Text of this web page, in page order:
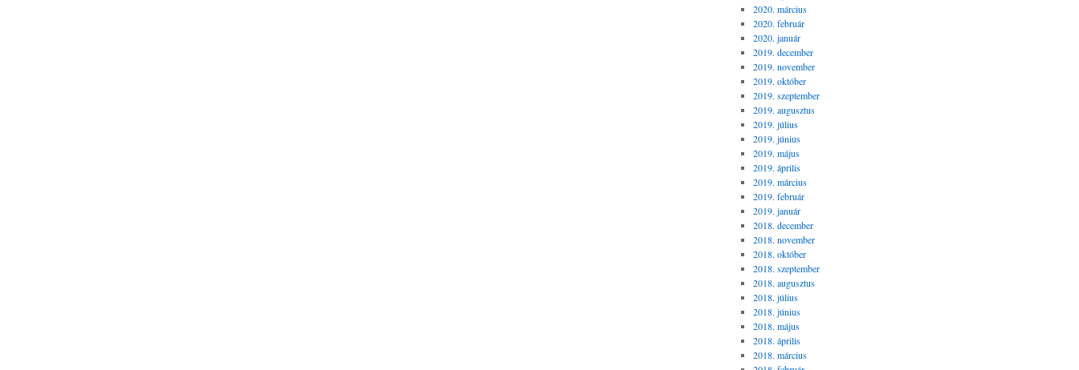
2020. március
2020. február
2020. január
2019. december
2019. november
2019. október
2019. szeptember
2019. augusztus
2019. július
2019. június
2019. május
2019. április
2019. március
2019. február
2019. január
2018. december
2018. november
2018. október
2018. szeptember
2018. augusztus
2018. július
2018. június
2018. május
2018. április
2018. március